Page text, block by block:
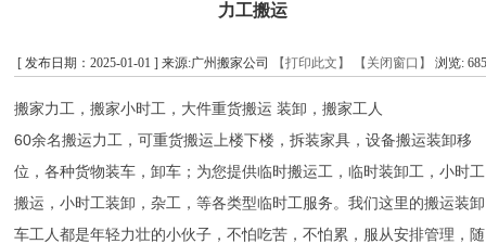
力工搬运
[ 发布日期：2025-01-01 ] 来源:广州搬家公司 【打印此文】 【关闭窗口】 浏览:
搬家力工，搬家小时工，大件重货搬运 装卸，搬家工人
60余名搬运力工，可重货搬运上楼下楼，拆装家具，设备搬运装卸移
位，各种货物装车，卸车；为您提供临时搬运工，临时装卸工，小时工
搬运，小时工装卸，杂工，等各类型临时工服务。我们这里的搬运装卸
车工人都是年轻力壮的小伙子，不怕吃苦，不怕累，服从安排管理，随